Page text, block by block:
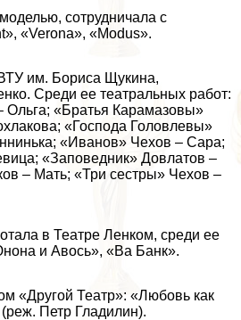
сотрудничала с
«Verona», «Modus».
им. Бориса Щукина,
Среди ее театральных работ:
Ольга; «Братья Карамaзoвы»
«Господа Головлевы»
«Иванов» Чехов – Сара;
«Заповедник» Довлатов –
– Мать; «Три сестры» Чехов –
в Театре Ленком, среди ее
и Авось», «Ва Банк».
«Другой Театр»: «Любовь как
Петр Гладилин).